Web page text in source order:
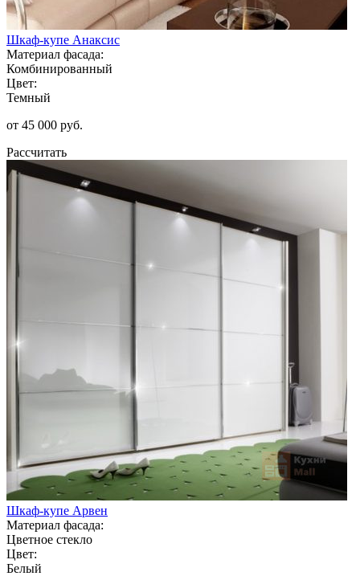
Шкаф-купе Анаксис
Материал фасада:
Комбинированный
Цвет:
Темный
от 45 000 руб.
Рассчитать
Шкаф-купе Арвен
Материал фасада:
Цветное стекло
Цвет:
Белый